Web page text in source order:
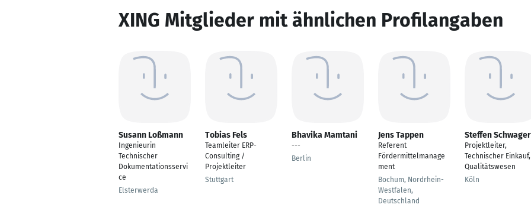
XING Mitglieder mit ähnlichen Profilangaben
Susann Loßmann
Ingenieurin
Technischer
Dokumentationsservi
ce
Elsterwerda
Tobias Fels
Teamleiter ERP-
Consulting /
Projektleiter
Stuttgart
Bhavika Mamtani
---
Berlin
Jens Tappen
Referent
Fördermittelmanage
ment
Bochum, Nordrhein-
Westfalen,
Deutschland
Steffen Schwager
Projektleiter,
Technischer Einkauf,
Qualitätswesen
Köln